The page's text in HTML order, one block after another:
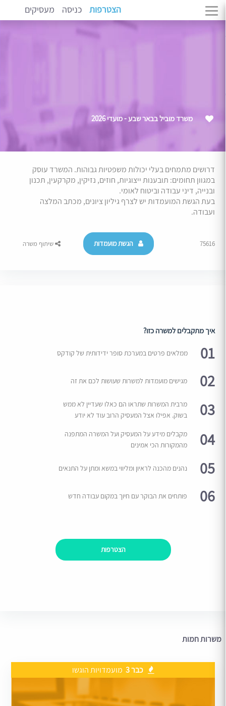
הצטרפות כניסה מעסיקים
משרד מוביל בבאר שבע - מועדי 2026
דרושים מתמחים בעלי יכולות משפטיות גבוהות. המשרד עוסק
במגוון תחומים: תובענות ייצוגיות, חוזים, נזיקין, מקרקעין, תכנון
ובנייה, דיני עבודה וביטוח לאומי.
בעת הגשת המועמדות יש לצרף גיליון ציונים, מכתב המלצה
ועבודה.
75616 הגשת מועמדות שיתוף משרה
איך מתקבלים למשרה כזו?
01 ממלאים פרטים במערכת סופר ידידותית של קודקס
02 מגישים מועמדות למשרות שעושות לכם את זה
03
מרבית המשרות שתראו הם כאלו שעדיין לא ממש
בשוק. אפילו אצל המעסיק הרוב עוד לא יודע
04
מקבלים מידע על המעסיק ועל המשרה המתפנה
מהמקורות הכי אמינים
05 נהנים מהכנה לראיון ומליווי במשא ומתן על התנאים
06 פותחים את הבוקר עם חיוך במקום עבודה חדש
הצטרפות
משרות חמות
כבר 3 מועמדויות הוגשו